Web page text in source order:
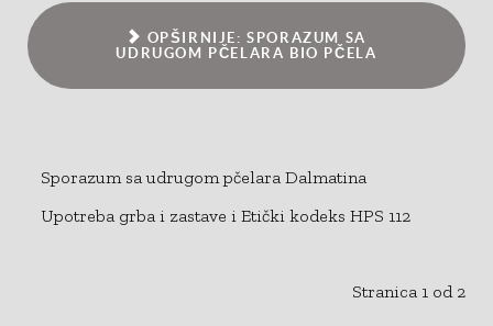
OPŠIRNIJE: SPORAZUM SA
UDRUGOM PČELARA BIO PČELA
Sporazum sa udrugom pčelara Dalmatina
Upotreba grba i zastave i Etički kodeks HPS 112
Stranica 1 od 2